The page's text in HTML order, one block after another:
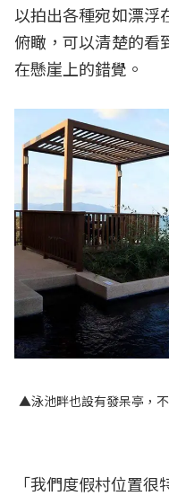
以拍出各種宛如漂浮
俯瞰，可以清楚的看
在懸崖上的錯覺。
▲泳池畔也設有發呆亭，
「我們度假村位置